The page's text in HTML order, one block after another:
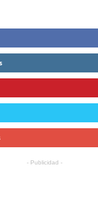
- Publicidad -